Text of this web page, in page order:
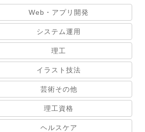
Web・アプリ開発
システム運用
理工
イラスト技法
芸術その他
理工資格
ヘルスケア